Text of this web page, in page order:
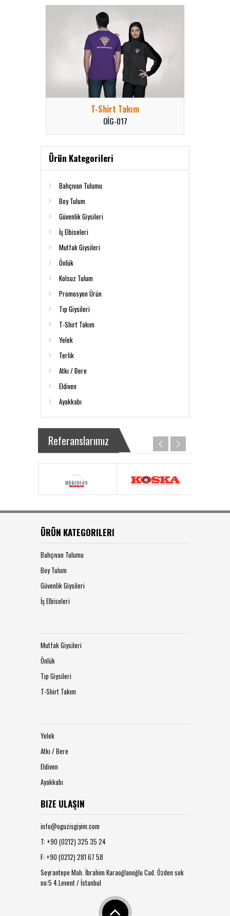
T-Shirt Takım
OİG-017
Ürün Kategorileri
Bahçıvan Tulumu
Boy Tulum
Güvenlik Giysileri
İş Elbiseleri
Mutfak Giysileri
Önlük
Kolsuz Tulum
Promosyon Ürün
Tıp Giysileri
T-Shirt Takım
Yelek
Terlik
Atkı / Bere
Eldiven
Ayakkabı
Referanslarımız
ÜRÜN KATEGORILERI
Bahçıvan Tulumu
Boy Tulum
Güvenlik Giysileri
İş Elbiseleri
Mutfak Giysileri
Önlük
Tıp Giysileri
T-Shirt Takım
Yelek
Atkı / Bere
Eldiven
Ayakkabı
BIZE ULAŞIN
info@oguzisgiyim.com
T: +90 (0212) 325 35 24
F: +90 (0212) 281 67 58
Seyrantepe Mah. İbrahim Karaoğlanoğlu Cad. Özden sok
no:5 4.Levent / İstanbul